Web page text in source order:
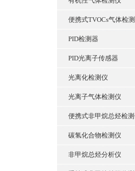
便携式TVOCs气体检
PID检测器
PID光离子传感器
光离化检测仪
光离子气体检测仪
便携式非甲烷总烃检
碳氢化合物检测仪
非甲烷总烃分析仪